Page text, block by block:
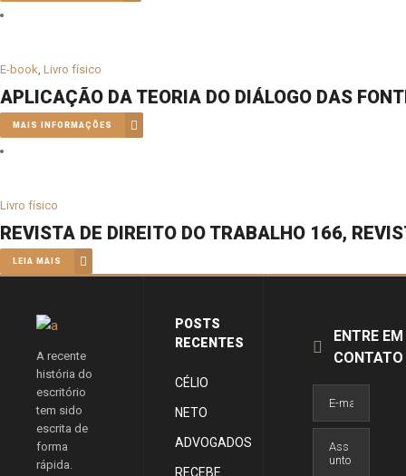
E-book, Livro físico
APLICAÇÃO DA TEORIA DO DIÁLOGO DAS
MAIS INFORMAÇÕES
Livro físico
REVISTA DE DIREITO DO TRABALHO 166,
LEIA MAIS
A recente
história do
escritório
tem sido
escrita de
forma
rápida.
POSTS
RECENTES
CÉLIO
NETO
ADVOGADOS
RECEBE
ENTRE EM
CONTATO